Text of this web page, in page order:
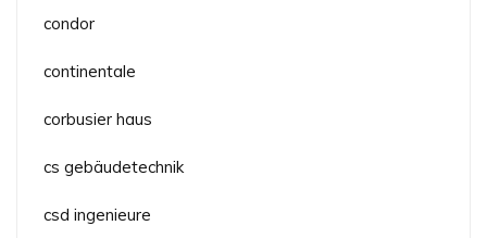
condor
continentale
corbusier haus
cs gebäudetechnik
csd ingenieure